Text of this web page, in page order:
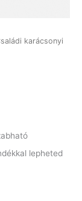
karácsonyi
lepheted